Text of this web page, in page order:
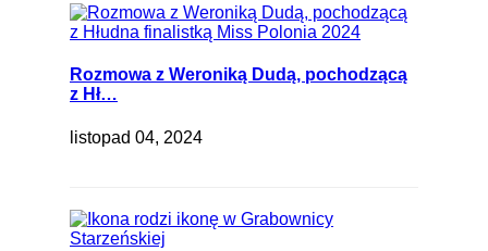
Rozmowa z Weroniką Dudą, pochodzącą
z Hł…
listopad 04, 2024